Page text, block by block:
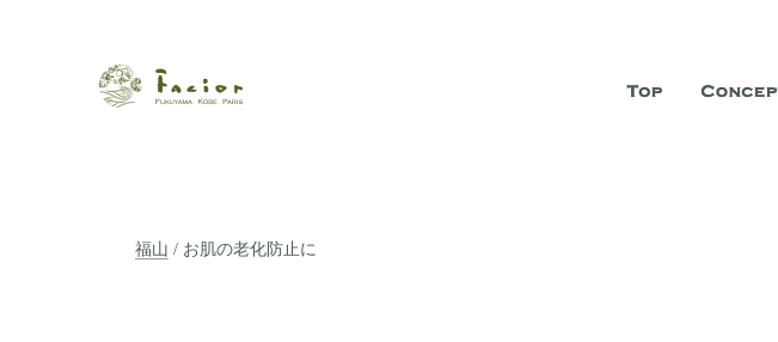
【福山・神戸・Paris】オーガニックエス
瀬戸内から世界に展開するエステサロン「ファシオール」。福山市に3店舗、神戸三宮に「神
ポジティブライフを応援します。オーガニックコスメ・商品にこだわり、内面から美しくなる
福山 / お肌の老化防止に